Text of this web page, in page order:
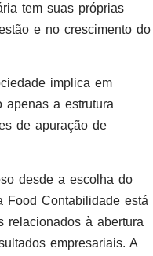
tem suas próprias
e no crescimento do
implica em
apenas a estrutura
de apuração de
desde a escolha do
Food Contabilidade está
relacionados à abertura
empresariais. A